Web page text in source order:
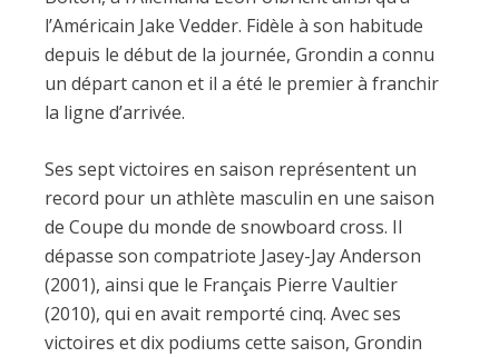
l’Américain Jake Vedder. Fidèle à son habitude
depuis le début de la journée, Grondin a connu
un départ canon et il a été le premier à franchir
la ligne d’arrivée.
Ses sept victoires en saison représentent un
record pour un athlète masculin en une saison
de Coupe du monde de snowboard cross. Il
dépasse son compatriote Jasey-Jay Anderson
(2001), ainsi que le Français Pierre Vaultier
(2010), qui en avait remporté cinq. Avec ses
victoires et dix podiums cette saison, Grondin